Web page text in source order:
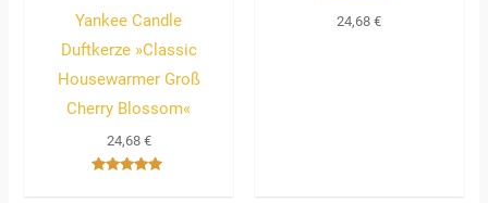
Yankee Candle
Duftkerze »Classic
Housewarmer Groß
Cherry Blossom«
24,68 €
24,68€